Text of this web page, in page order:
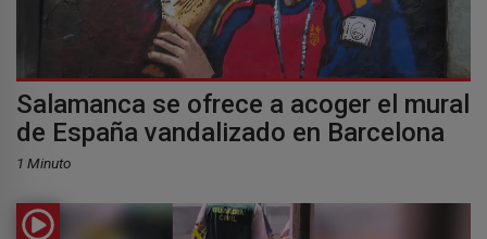
Salamanca se ofrece a acoger el mural
de España vandalizado en Barcelona
1 Minuto